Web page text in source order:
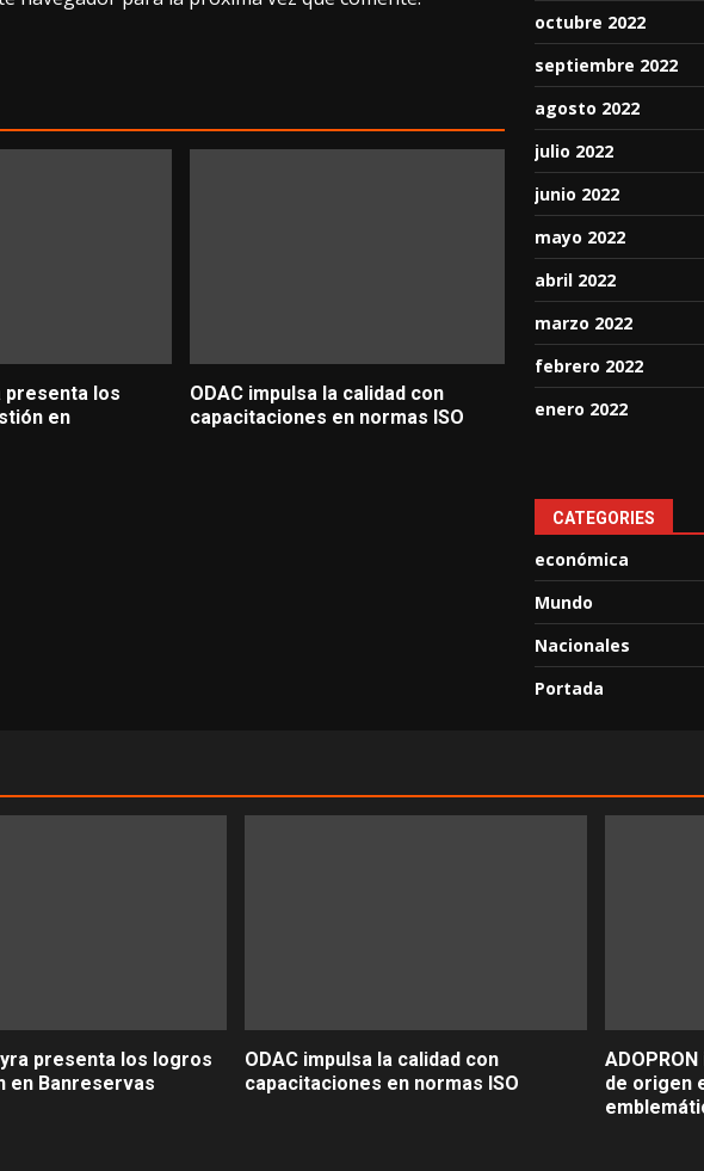
presenta los
en
ODAC impulsa la calidad con
capacitaciones en normas ISO
octubre 2022
septiembre 2022
agosto 2022
julio 2022
junio 2022
mayo 2022
abril 2022
marzo 2022
febrero 2022
enero 2022
CATEGORIES
económica
Mundo
Nacionales
Portada
presenta los logros
en Banreservas
ODAC impulsa la calidad con
capacitaciones en normas ISO
de origen